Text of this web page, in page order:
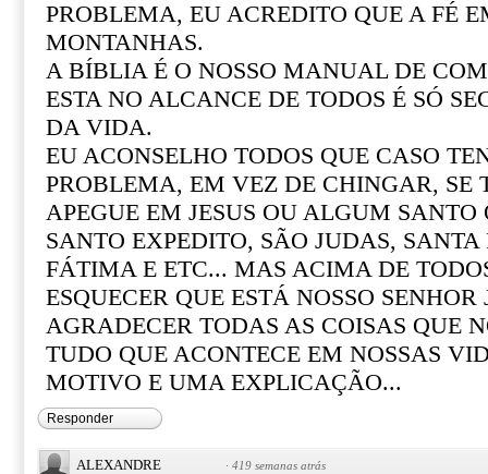
PROBLEMA, EU ACREDITO QUE A FÉ
MONTANHAS.
A BÍBLIA É O NOSSO MANUAL DE
ESTA NO ALCANCE DE TODOS É SÓ
DA VIDA.
EU ACONSELHO TODOS QUE CASO
PROBLEMA, EM VEZ DE CHINGAR, SE
APEGUE EM JESUS OU ALGUM SANTO
SANTO EXPEDITO, SÃO JUDAS, SANTA
FÁTIMA E ETC... MAS ACIMA DE
ESQUECER QUE ESTÁ NOSSO SENHOR
AGRADECER TODAS AS COISAS QUE
TUDO QUE ACONTECE EM NOSSAS
MOTIVO E UMA EXPLICAÇÃO...
Responder
ALEXANDRE · 419 semanas atrás